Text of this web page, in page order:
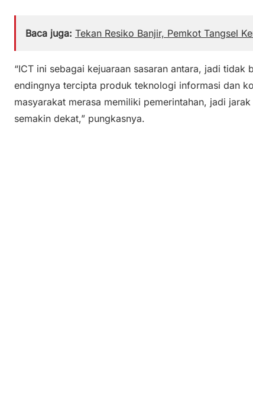
Baca juga: Tekan Resiko Banjir, Pemkot Tangsel
“ICT ini sebagai kejuaraan sasaran antara, jadi tidak
endingnya tercipta produk teknologi informasi dan
masyarakat merasa memiliki pemerintahan, jadi
semakin dekat,” pungkasnya.